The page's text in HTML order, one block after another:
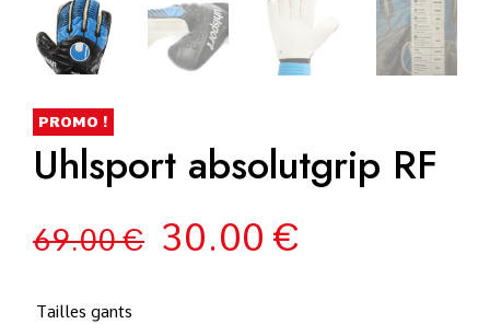
PROMO !
Uhlsport absolutgrip RF
69.00€ 30.00€
Tailles gants